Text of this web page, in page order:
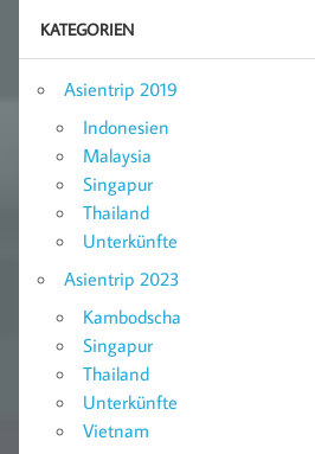
KATEGORIEN
Asientrip 2019
Indonesien
Malaysia
Singapur
Thailand
Unterkünfte
Asientrip 2023
Kambodscha
Singapur
Thailand
Unterkünfte
Vietnam